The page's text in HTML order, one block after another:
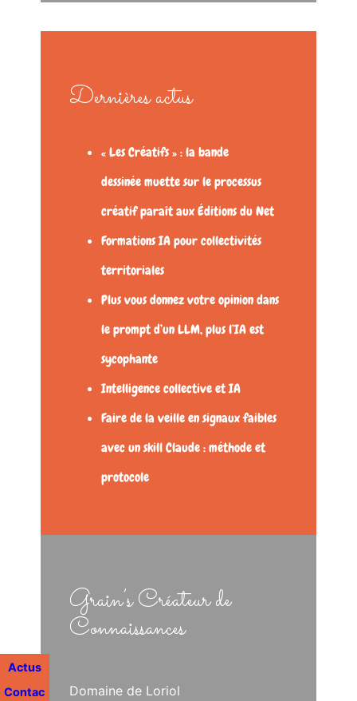
Actus
Contac
Dernières actus
« Les Créatifs » : la bande
dessinée muette sur le processus
créatif paraît aux Éditions du Net
Formations IA pour collectivités
territoriales
Plus vous donnez votre opinion dans
le prompt d’un LLM, plus l’IA est
sycophante
Intelligence collective et IA
Faire de la veille en signaux faibles
avec un skill Claude : méthode et
protocole
Grain’s Créateur de
Connaissances
Domaine de Loriol